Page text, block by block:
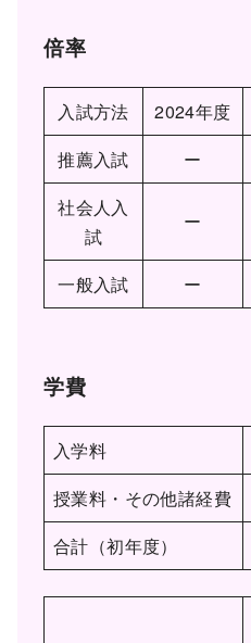
倍率
入試方法 2024年度
推薦入試
ー
社会人入
試
ー
一般入試 ー
学費
入学料
授業料・その他諸経費
合計（初年度）